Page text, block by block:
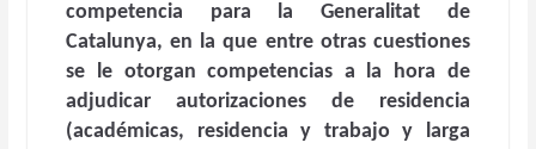
competencia para la Generalitat de
Catalunya, en la que entre otras cuestiones
se le otorgan competencias a la hora de
adjudicar autorizaciones de residencia
(académicas, residencia y trabajo y larga